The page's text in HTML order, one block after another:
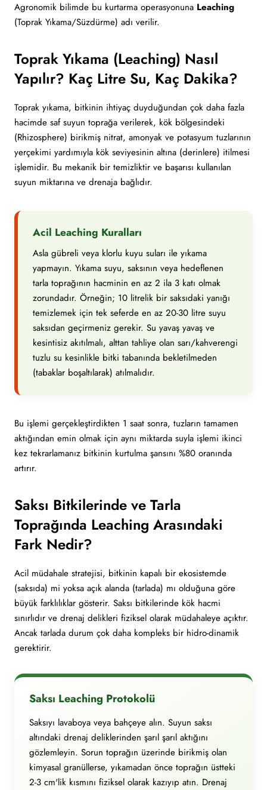
Agronomik bilimde bu kurtarma operasyonuna Leaching
(Toprak Yıkama/Süzdürme) adı verilir.
Toprak Yıkama (Leaching) Nasıl
Yapılır? Kaç Litre Su, Kaç Dakika?
Toprak yıkama, bitkinin ihtiyaç duyduğundan çok daha fazla
hacimde saf suyun toprağa verilerek, kök bölgesindeki
(Rhizosphere) birikmiş nitrat, amonyak ve potasyum tuzlarının
yerçekimi yardımıyla kök seviyesinin altına (derinlere) itilmesi
işlemidir. Bu mekanik bir temizliktir ve başarısı kullanılan
suyun miktarına ve drenaja bağlıdır.
Acil Leaching Kuralları
Asla gübreli veya klorlu kuyu suları ile yıkama
yapmayın. Yıkama suyu, saksının veya hedeflenen
tarla toprağının hacminin en az 2 ila 3 katı olmak
zorundadır. Örneğin; 10 litrelik bir saksıdaki yanığı
temizlemek için tek seferde en az 20-30 litre suyu
saksıdan geçirmeniz gerekir. Su yavaş yavaş ve
kesintisiz akıtılmalı, alttan tahliye olan sarı/kahverengi
tuzlu su kesinlikle bitki tabanında bekletilmeden
(tabaklar boşaltılarak) atılmalıdır.
Bu işlemi gerçekleştirdikten 1 saat sonra, tuzların tamamen
aktığından emin olmak için aynı miktarda suyla işlemi ikinci
kez tekrarlamanız bitkinin kurtulma şansını %80 oranında
artırır.
Saksı Bitkilerinde ve Tarla
Toprağında Leaching Arasındaki
Fark Nedir?
Acil müdahale stratejisi, bitkinin kapalı bir ekosistemde
(saksıda) mi yoksa açık alanda (tarlada) mı olduğuna göre
büyük farklılıklar gösterir. Saksı bitkilerinde kök hacmi
sınırlıdır ve drenaj delikleri fiziksel olarak müdahaleye açıktır.
Ancak tarlada durum çok daha kompleks bir hidro-dinamik
gerektirir.
Saksı Leaching Protokolü
Saksıyı lavaboya veya bahçeye alın. Suyun saksı
altındaki drenaj deliklerinden şarıl şarıl aktığını
gözlemleyin. Sorun toprağın üzerinde birikmiş olan
kimyasal granüllerse, yıkamadan önce toprağın üstteki
2-3 cm'lik kısmını fiziksel olarak kazıyıp atın. Drenaj